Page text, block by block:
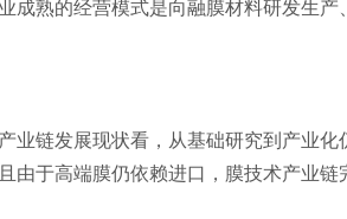
成熟的经营模式是向融膜材料研发生
链发展现状看，从基础研究到产业化
由于高端膜仍依赖进口，膜技术产业